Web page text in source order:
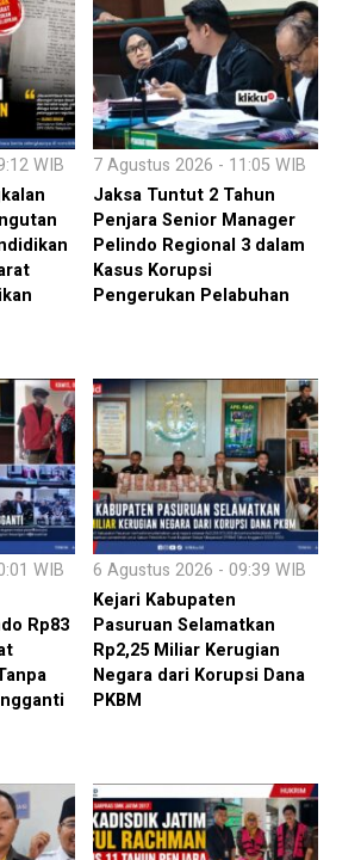
WIB
7 Agustus 2026 - 11:05 WIB
Jaksa Tuntut 2 Tahun
Penjara Senior Manager
Pelindo Regional 3 dalam
Kasus Korupsi
Pengerukan Pelabuhan
WIB
Rp83
6 Agustus 2026 - 09:39 WIB
Kejari Kabupaten
Pasuruan Selamatkan
Rp2,25 Miliar Kerugian
Negara dari Korupsi Dana
PKBM